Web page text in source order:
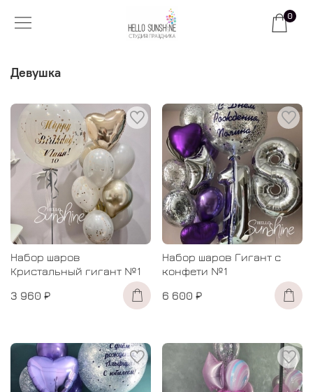
0
Девушка
Набор шаров
Кристальный гигант №1
3 960 ₽
Набор шаров Гигант с
конфети №1
6 600 ₽